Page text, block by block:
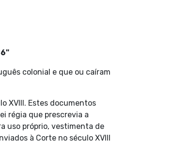
colonial e que ou caíram
XVIII. Estes documentos
régia que prescrevia a
uso próprio, vestimenta de
à Corte no século XVIII